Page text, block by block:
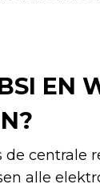
EN
de centrale
alle